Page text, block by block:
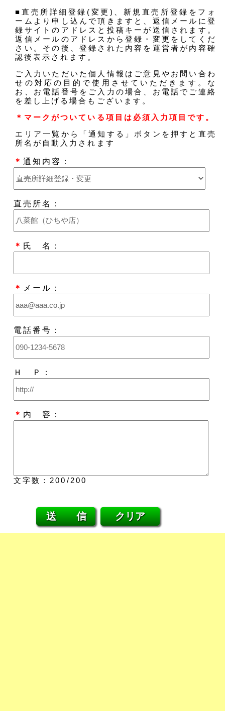
■直売所詳細登録(変更)、新規直売所登録をフォ
ームより申し込んで頂きますと、返信メールに登
録サイトのアドレスと投稿キーが送信されます。
返信メールのアドレスから登録・変更をしてくだ
さい。その後、登録された内容を運営者が内容確
認後表示されます。
ご入力いただいた個人情報はご意見やお問い合わ
せの対応の目的で使用させていただきます。な
お、お電話番号をご入力の場合、お電話でご連絡
を差し上げる場合もございます。
＊マークがついている項目は必須入力項目です。
エリア一覧から「通知する」ボタンを押すと直売
所名が自動入力されます
＊通知内容：
直売所名：
＊ 氏 名：
＊ メール：
電話番号：
Ｈ Ｐ：
＊ 内 容：
文字数： 200 /200